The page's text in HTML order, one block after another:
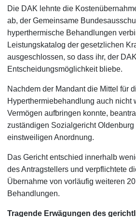
Die DAK lehnte die
ab, der Gemeinsame
hyperthermische Behandlungen
Leistungskatalog der gesetzlichen
ausgeschlossen, so dass ihr, der
Entscheidungsmöglichkeit bliebe.
Nachdem der Mandant die Mittel für
Hyperthermiebehandlung auch nicht
Vermögen aufbringen konnte,
zuständigen Sozialgericht
einstweiligen Anordnung.
Das Gericht entschied innerhalb
des Antragstellers und verpflichtete
Übernahme von vorläufig weiteren
Behandlungen.
Tragende Erwägungen des